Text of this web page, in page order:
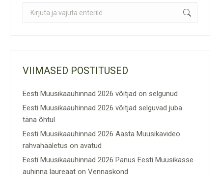
Search:
VIIMASED POSTITUSED
Eesti Muusikaauhinnad 2026 võitjad on selgunud
Eesti Muusikaauhinnad 2026 võitjad selguvad juba
täna õhtul
Eesti Muusikaauhinnad 2026 Aasta Muusikavideo
rahvahääletus on avatud
Eesti Muusikaauhinnad 2026 Panus Eesti Muusikasse
auhinna laureaat on Vennaskond